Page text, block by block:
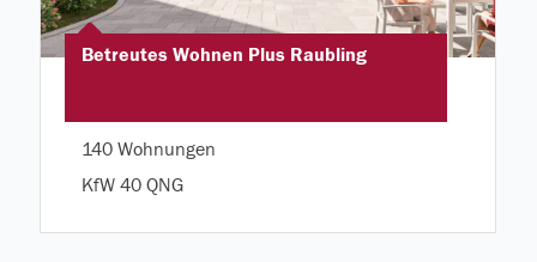
Betreutes Wohnen Plus Raubling
140 Wohnungen
KfW 40 QNG